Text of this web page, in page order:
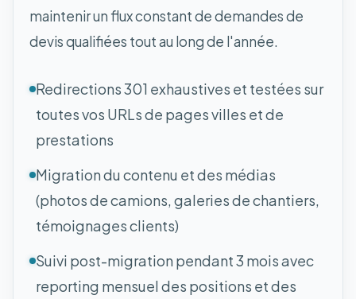
maintenir un flux constant de demandes de
devis qualifiées tout au long de l'année.
Redirections 301 exhaustives et testées sur
toutes vos URLs de pages villes et de
prestations
Migration du contenu et des médias
(photos de camions, galeries de chantiers,
témoignages clients)
Suivi post-migration pendant 3 mois avec
reporting mensuel des positions et des